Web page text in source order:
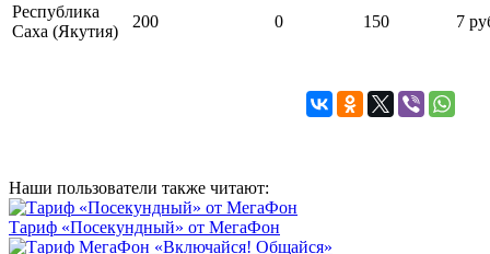
Республика
Саха (Якутия)
200 0 150 7
Наши пользователи также читают:
Тариф «Посекундный» от МегаФон